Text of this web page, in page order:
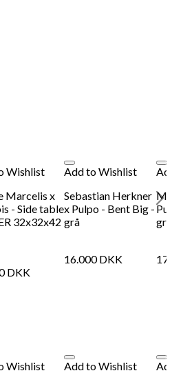
Wishlist
Marcelis x
- Side table
32x32x42
DKK
Add to Wishlist
Sebastian Herkner
x Pulpo - Bent Big -
grå
16.000DKK
grå
Wishlist
Add to Wishlist